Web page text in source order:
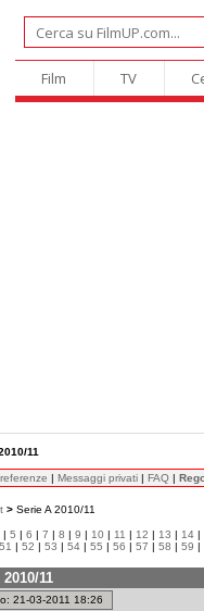
Film TV
11
| Messaggi privati | FAQ |
> Serie A 2010/11
| 5 | 6 | 7 | 8 | 9 | 10 | 11 | 12 | 13 | 14 |
51 | 52 | 53 | 54 | 55 | 56 | 57 | 58 | 59 |
11
21-03-2011 18:26